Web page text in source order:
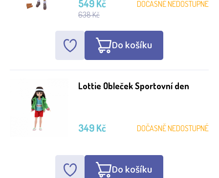
DOČASNĚ NEDOSTUPNÉ
549 Kč
638 Kč
Do košíku
Lottie Obleček Sportovní den
DOČASNĚ NEDOSTUPNÉ
349 Kč
Do košíku